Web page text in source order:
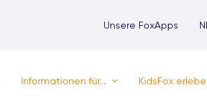
Unsere FoxApps
Informationen für… KidsFox